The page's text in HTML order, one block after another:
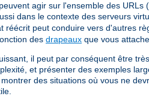
agir sur l'ensemble des
dans le contexte des serveurs
réécrit peut conduire vers d'autres
des drapeaux que vous
il peut par conséquent être
et présenter des exemples
des situations où vous ne